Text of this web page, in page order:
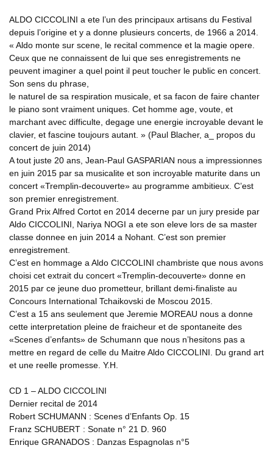
ALDO CICCOLINI a ete l’un des principaux artisans du Festival
depuis l’origine et y a donne plusieurs concerts, de 1966 a 2014.
« Aldo monte sur scene, le recital commence et la magie opere.
Ceux que ne connaissent de lui que ses enregistrements ne
peuvent imaginer a quel point il peut toucher le public en concert.
Son sens du phrase,
le naturel de sa respiration musicale, et sa facon de faire chanter
le piano sont vraiment uniques. Cet homme age, voute, et
marchant avec difficulte, degage une energie incroyable devant le
clavier, et fascine toujours autant. » (Paul Blacher, a_ propos du
concert de juin 2014)
A tout juste 20 ans, Jean-Paul GASPARIAN nous a impressionnes
en juin 2015 par sa musicalite et son incroyable maturite dans un
concert «Tremplin-decouverte» au programme ambitieux. C’est
son premier enregistrement.
Grand Prix Alfred Cortot en 2014 decerne par un jury preside par
Aldo CICCOLINI, Nariya NOGI a ete son eleve lors de sa master
classe donnee en juin 2014 a Nohant. C’est son premier
enregistrement.
C’est en hommage a Aldo CICCOLINI chambriste que nous avons
choisi cet extrait du concert «Tremplin-decouverte» donne en
2015 par ce jeune duo prometteur, brillant demi-finaliste au
Concours International Tchaikovski de Moscou 2015.
C’est a 15 ans seulement que Jeremie MOREAU nous a donne
cette interpretation pleine de fraicheur et de spontaneite des
«Scenes d’enfants» de Schumann que nous n’hesitons pas a
mettre en regard de celle du Maitre Aldo CICCOLINI. Du grand art
et une reelle promesse. Y.H.
CD 1 – ALDO CICCOLINI
Dernier recital de 2014
Robert SCHUMANN : Scenes d’Enfants Op. 15
Franz SCHUBERT : Sonate n° 21 D. 960
Enrique GRANADOS : Danzas Espagnolas n°5